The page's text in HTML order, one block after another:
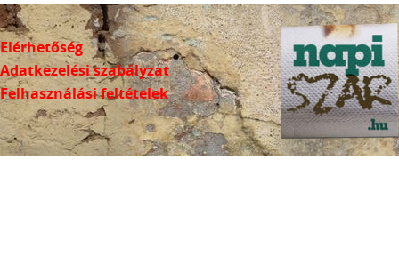
Elérhetőség
Adatkezelési szabályzat
Felhasználási feltételek